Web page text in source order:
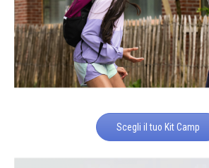
Scegli il tuo Kit Camp